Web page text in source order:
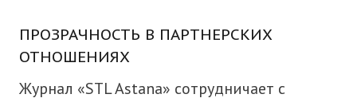
ПРОЗРАЧНОСТЬ В ПАРТНЕРСКИХ
ОТНОШЕНИЯХ
Журнал «STL Astana» сотрудничает с